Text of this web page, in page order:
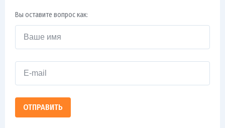
Вы оставите вопрос как:
ОТПРАВИТЬ